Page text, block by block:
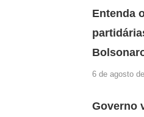
Entenda
6 de agosto
Governo